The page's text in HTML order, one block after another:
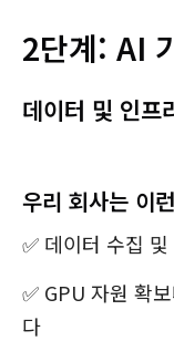
2단계: AI
데이터 및 인프
우리 회사는 이
✅ 데이터 수집
✅ GPU 자원 확
다